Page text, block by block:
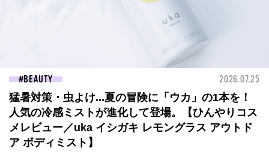
BEAUTY 2026.07.25
猛暑対策・虫よけ...夏の冒険に「ウカ」の1本を！
人気の冷感ミストが進化して登場。【ひんやりコス
メレビュー／uka イシガキ レモングラス アウトド
ア ボディミスト】